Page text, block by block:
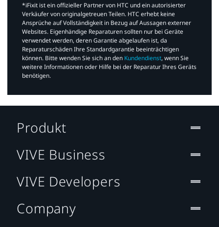
*iFixit ist ein offizieller Partner von HTC und ein autorisierter
Verkäufer von originalgetreuen Teilen. HTC erhebt keine
Ansprüche auf Vollständigkeit in Bezug auf Aussagen externer
Websites. Eigenhändige Reparaturen sollten nur bei Geräte
verwendet werden, deren Garantie abgelaufen ist, da
Reparaturschäden Ihre Standardgarantie beeinträchtigen
können. Bitte wenden Sie sich an den Kundendienst, wenn Sie
weitere Informationen oder Hilfe bei der Reparatur Ihres Geräts
benötigen.​
Produkt
VIVE Business
VIVE Developers
Company